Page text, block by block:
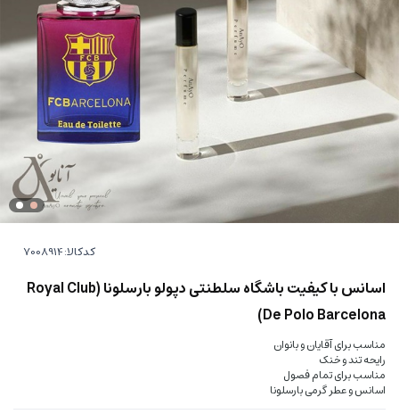
کدکالا:
اسانس با کیفیت باشگاه سلطنتی دپولو بارسلونا (Royal Club
De Polo Barcelona)
مناسب برای آقایان و بانوان
رایحه تند و خنک
مناسب برای تمام فصول
اسانس و عطر گرمی بارسلونا